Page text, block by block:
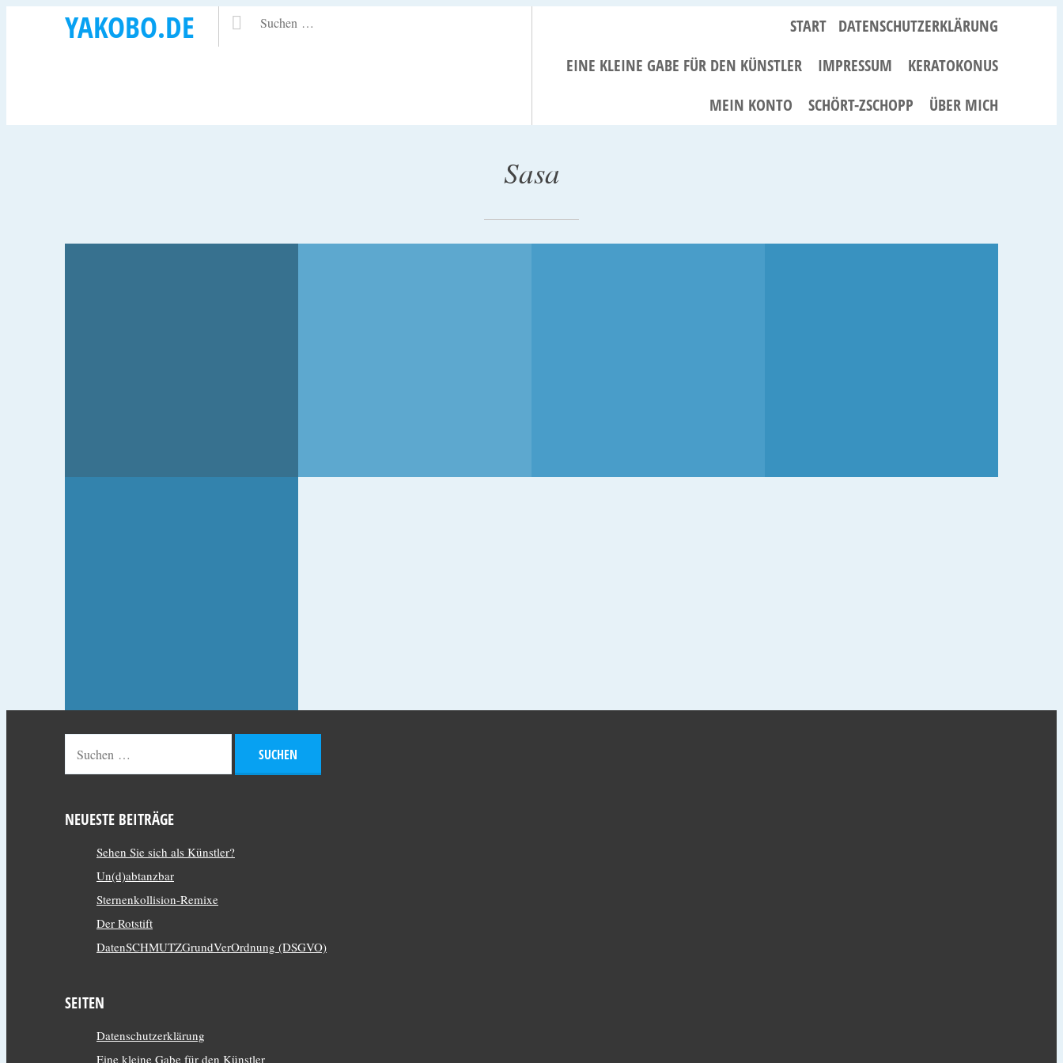
YAKOBO.DE START DATENSCHUTZERKLÄRUNG
EINE KLEINE GABE FÜR DEN KÜNSTLER
IMPRESSUM
KERATOKONUS
MEIN KONTO
SCHÖRT-ZSCHOPP ÜBER MICH
Sasa
NEUESTE BEITRÄGE
Sehen Sie sich als Künstler?
Un(d)abtanzbar
Sternenkollision-Remixe
Der Rotstift
DatenSCHMUTZGrundVerOrdnung (DSGVO)
SEITEN
Datenschutzerklärung
Eine kleine Gabe für den Künstler